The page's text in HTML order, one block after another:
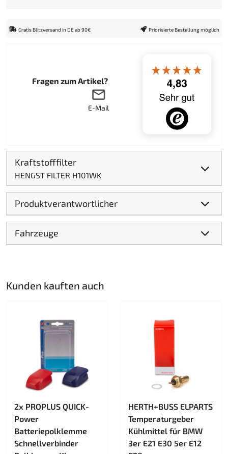
Gratis Blitzversand in DE ab 90€ Priorisierte Bestellung möglich
Fragen zum Artikel?
E-Mail
Kraftstofffilter
HENGST FILTER H101WK
Produktverantwortlicher
Fahrzeuge
Kunden kauften auch
2x PROPLUS QUICK-
Power
Batteriepolklemme
Schnellverbinder
HERTH+BUSS ELPARTS
Temperaturgeber
Kühlmittel für BMW
3er E21 E30 5er E12